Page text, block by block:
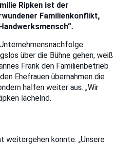
Ripken ist der
Familienkonflikt,
über die Bühne gehen, weiß
Frank den Familienbetrieb
Ehefrauen übernahmen die
halfen weiter aus. „Wir
lächelnd.
weitergehen konnte. „Unsere